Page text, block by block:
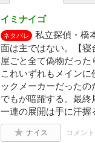
イミナイゴ
ネタバレ
私立探偵・橋
面は主ではない。【寝
屋ごと全て偽物だった
これいずれもメイン
ックメーカーだった
でもが暗躍する。最
一連の展開は手に汗握
ナイス コメン